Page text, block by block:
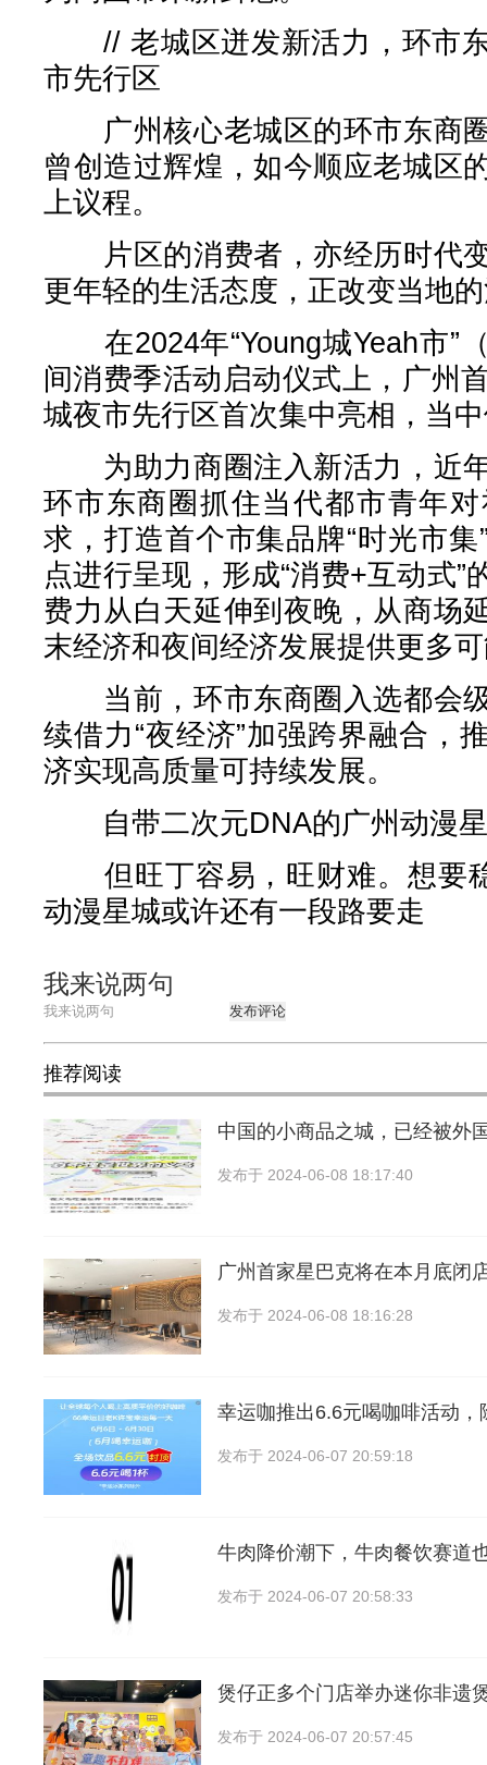
// 老城区迸发新活力，环市东
市先行区
广州核心老城区的环市东商
曾创造过辉煌，如今顺应老城区
上议程。
片区的消费者，亦经历时代
更年轻的生活态度，正改变当地
在2024年“Young城Yeah市”
间消费季活动启动仪式上，广州
城夜市先行区首次集中亮相，当
为助力商圈注入新活力，近
环市东商圈抓住当代都市青年
求，打造首个市集品牌“时光市
点进行呈现，形成“消费+互动式”
费力从白天延伸到夜晚，从商场
末经济和夜间经济发展提供更多
当前，环市东商圈入选都会
续借力“夜经济”加强跨界融合，
济实现高质量可持续发展。
自带二次元DNA的广州动漫星
但旺丁容易，旺财难。想要稳
动漫星城或许还有一段路要走
我来说两句
发布评论
推荐阅读
中国的小商品之城，已经被外
发布于 2024-06-08 18:17:40
广州首家星巴克将在本月底闭
发布于 2024-06-08 18:16:28
幸运咖推出6.6元喝咖啡活动，
发布于 2024-06-07 20:59:18
牛肉降价潮下，牛肉餐饮赛道
发布于 2024-06-07 20:58:33
煲仔正多个门店举办迷你非遗
发布于 2024-06-07 20:57:45